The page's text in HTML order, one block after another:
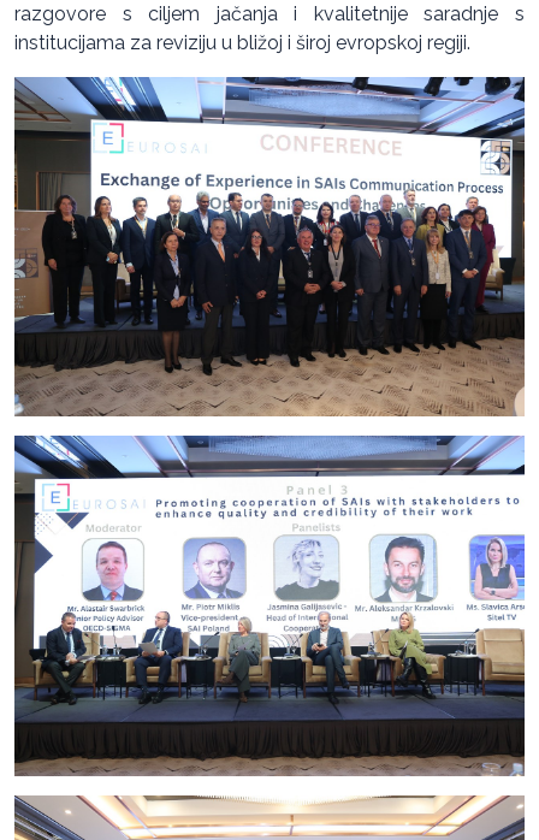
razgovore s ciljem jačanja i kvalitetnije saradnje s
institucijama za reviziju u bližoj i široj evropskoj regiji.